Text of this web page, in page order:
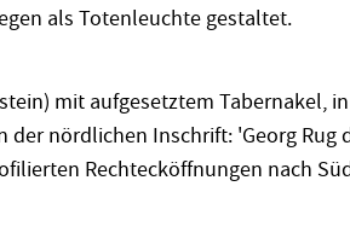
als Totenleuchte gestaltet.
mit aufgesetztem Tabernakel,
der nördlichen Inschrift: 'Georg Rug
Rechtecköffnungen nach